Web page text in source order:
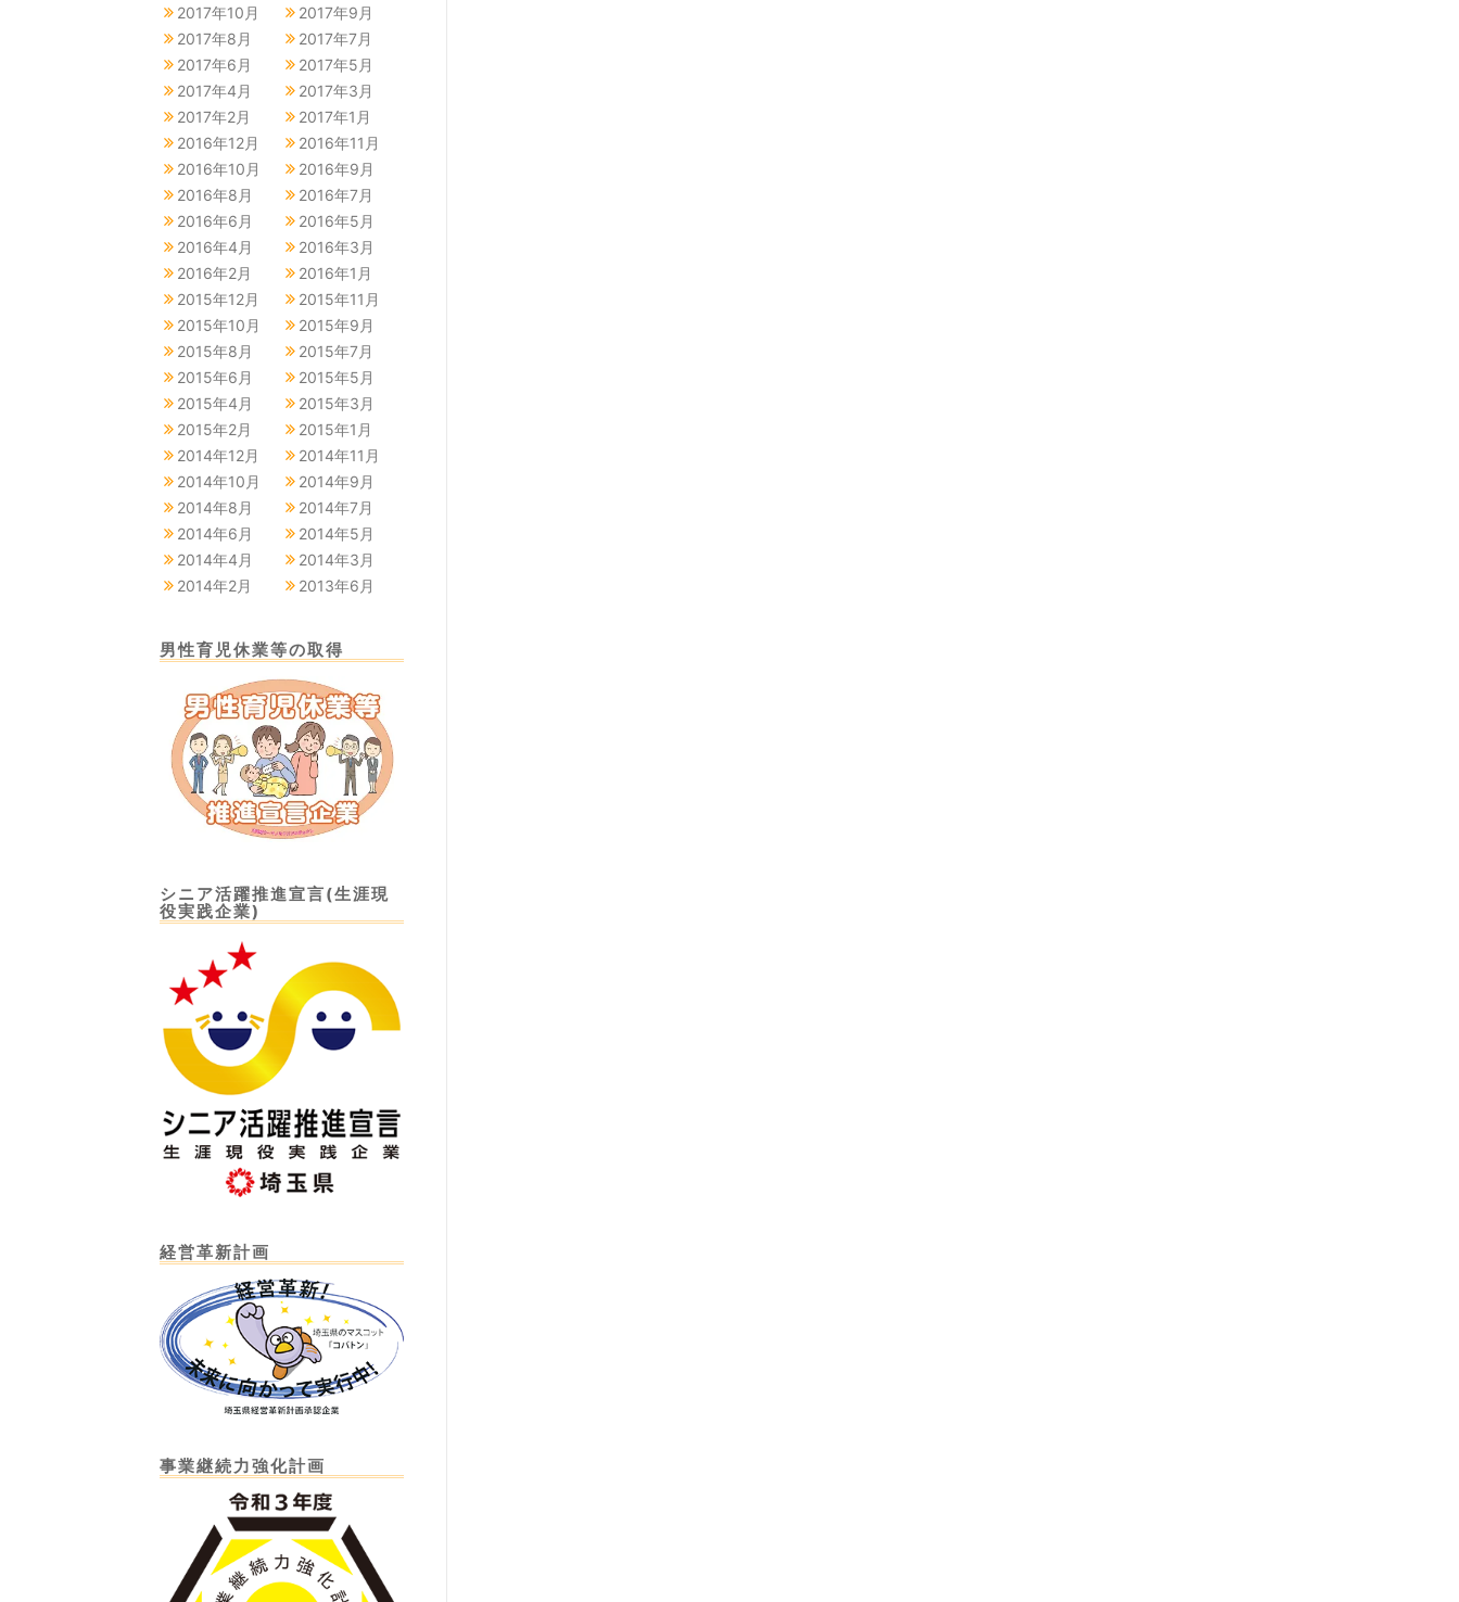
2017年10月
2017年9月
2017年8月
2017年7月
2017年6月
2017年5月
2017年4月
2017年3月
2017年2月
2017年1月
2016年12月
2016年11月
2016年10月
2016年9月
2016年8月
2016年7月
2016年6月
2016年5月
2016年4月
2016年3月
2016年2月
2016年1月
2015年12月
2015年11月
2015年10月
2015年9月
2015年8月
2015年7月
2015年6月
2015年5月
2015年4月
2015年3月
2015年2月
2015年1月
2014年12月
2014年11月
2014年10月
2014年9月
2014年8月
2014年7月
2014年6月
2014年5月
2014年4月
2014年3月
2014年2月
2013年6月
男性育児休業等の取得
シニア活躍推進宣言(生涯現
役実践企業)
経営革新計画
事業継続力強化計画